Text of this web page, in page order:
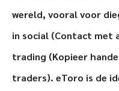
wereld, vooral voor
in social (Contact met
trading (Kopieer
traders). eToro is de